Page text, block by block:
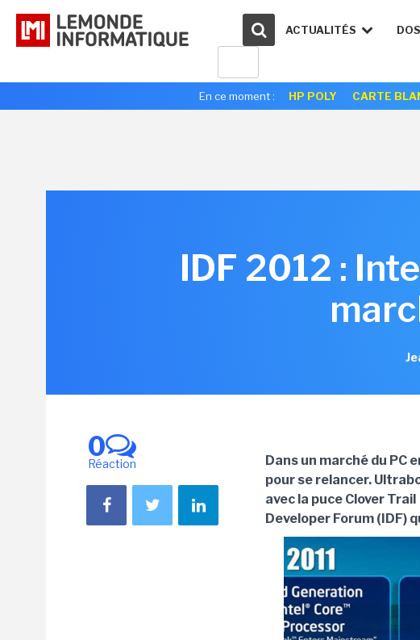
ACTUALITÉS
En ce moment : HP POLY CARTE
IDF 2012 :
0
Réaction
Dans un marché du PC
pour se relancer.
avec la puce Clover
Developer Forum (IDF)